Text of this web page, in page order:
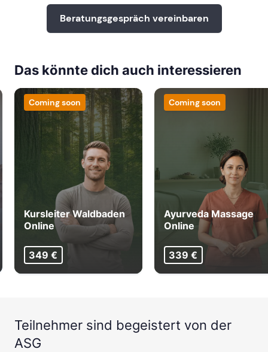
Beratungsgespräch vereinbaren
Das könnte dich auch interessieren
Coming soon
Kursleiter Waldbaden
Online
349 €
Coming soon
Ayurveda Massage
Online
339 €
Teilnehmer sind begeistert von der
ASG